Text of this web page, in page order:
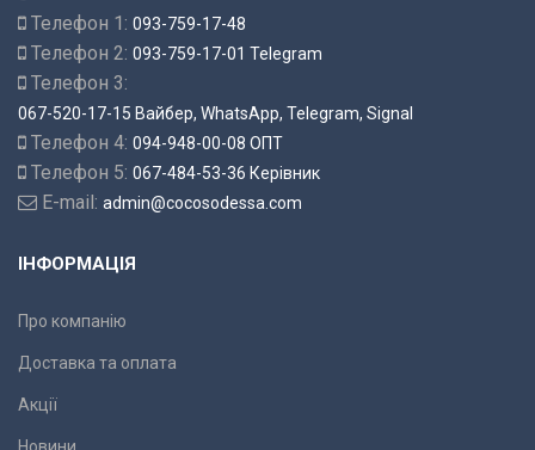
Телефон 1: 093-759-17-48
Телефон 2: 093-759-17-01 Telegram
Телефон 3:
067-520-17-15 Вайбер, WhatsApp, Telegram, Signal
Телефон 4: 094-948-00-08 ОПТ
Телефон 5: 067-484-53-36 Керівник
E-mail: admin@cocosodessa.com
ІНФОРМАЦІЯ
Про компанію
Доставка та оплата
Акції